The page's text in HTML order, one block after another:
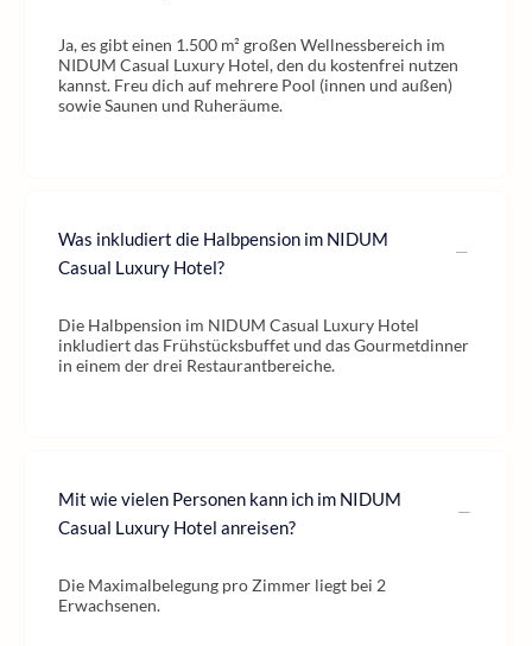
Ja, es gibt einen 1.500 m² großen Wellnessbereich im
NIDUM Casual Luxury Hotel, den du kostenfrei nutzen
kannst. Freu dich auf mehrere Pool (innen und außen)
sowie Saunen und Ruheräume.
Was inkludiert die Halbpension im NIDUM
Casual Luxury Hotel?
Die Halbpension im NIDUM Casual Luxury Hotel
inkludiert das Frühstücksbuffet und das Gourmetdinner
in einem der drei Restaurantbereiche.
Mit wie vielen Personen kann ich im NIDUM
Casual Luxury Hotel anreisen?
Die Maximalbelegung pro Zimmer liegt bei 2
Erwachsenen.